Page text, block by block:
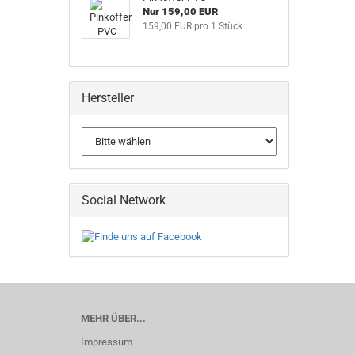
Nur 159,00 EUR
159,00 EUR pro 1 Stück
Hersteller
Social Network
MEHR ÜBER...
Impressum